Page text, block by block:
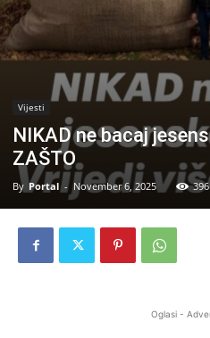
Vijesti
NIKAD ne bacaj
ZAŠTO
By Portal - November 6, 2025 396
Oglasi -